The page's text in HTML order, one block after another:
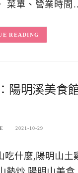
菜單、營業時間
READING
陽明溪美食
2021-10-29